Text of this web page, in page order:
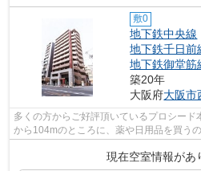
敷0
地下鉄中央線
地下鉄千日前
地下鉄御堂筋
築20年
大阪府大阪市
多くの方からご好評頂いているプロシー
から104mのところに、薬や日用品を買う
現在空室情報があ